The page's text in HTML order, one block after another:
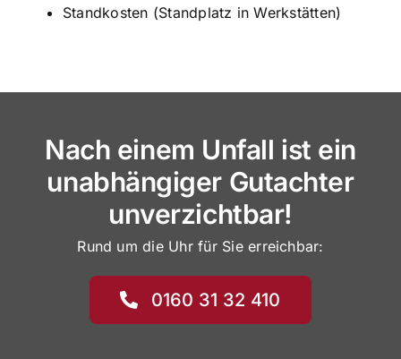
Standkosten (Standplatz in Werkstätten)
Nach einem Unfall ist ein
unabhängiger Gutachter
unverzichtbar!
Rund um die Uhr für Sie erreichbar:
0160 31 32 410